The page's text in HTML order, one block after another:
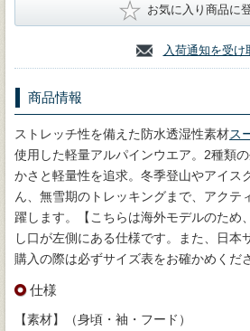
★ お気に入り商品に
入荷通知を受け
商品情報
ストレッチ性を備えた防水透湿性素材ス
使用した軽量アルパインウエア。2種類
かさと軽量性を追求。冬季登山やアイス
ん、無雪期のトレッキングまで、アクテ
躍します。【こちらは海外モデルのため
し口が左側にある仕様です。また、日本
購入の際は必ずサイズ表をお確かめくだ
仕様
【素材】（身頃・袖・フード）